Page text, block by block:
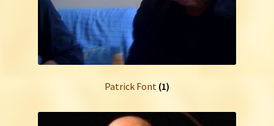
Patrick Font (1)